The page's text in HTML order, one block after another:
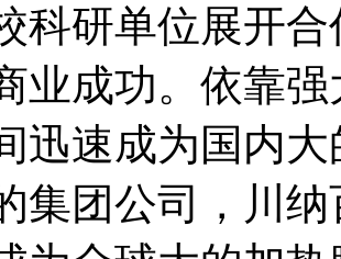
科研单位展开
业成功。依靠
迅速成为国内
集团公司，川